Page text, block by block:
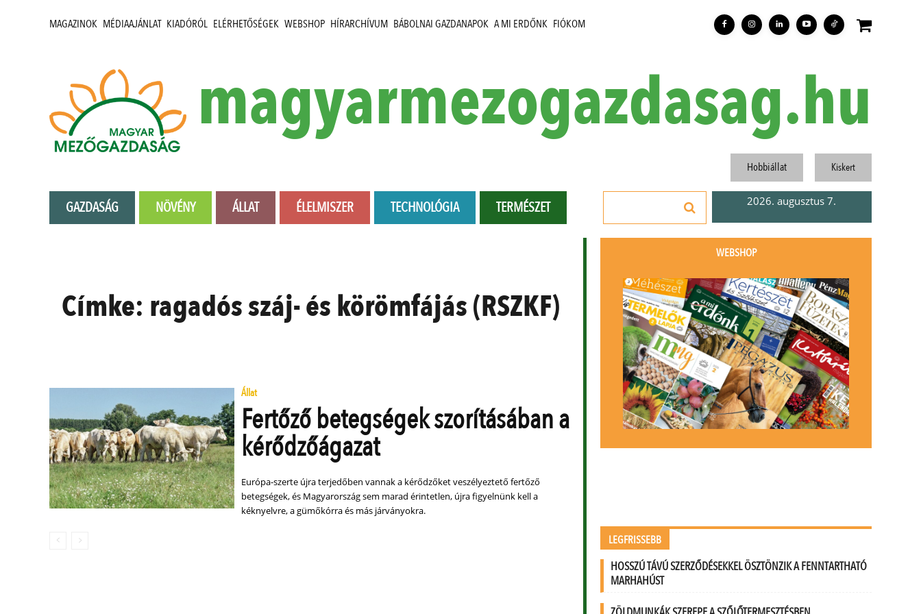
MAGAZINOK MÉDIAAJÁNLAT KIADÓRÓL ELÉRHETŐSÉGEK WEBSHOP HÍRARCHÍVUM BÁBOLNAI GAZDANAPOK A MI ERDŐNK FIÓKOM
magyarmezogazdasag.hu
GAZDASÁG NÖVÉNY ÁLLAT ÉLELMISZER TECHNOLÓGIA TERMÉSZET
Hobbiállat Kiskert
2026. augusztus 7.
Címke: ragadós száj- és körömfájás (RSZKF)
Állat
Fertőző betegségek szorításában a
kérődzőágazat
Európa-szerte újra terjedőben vannak a kérődzőket veszélyeztető fertőző
betegségek, és Magyarország sem marad érintetlen, újra figyelnünk kell a
kéknyelvre, a gümőkórra és más járványokra.
WEBSHOP
LEGFRISSEBB
HOSSZÚ TÁVÚ SZERZŐDÉSEKKEL ÖSZTÖNZIK A FENNTARTHATÓ
MARHAHÚST